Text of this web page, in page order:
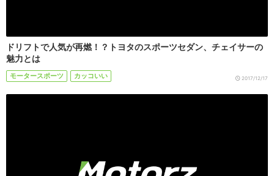
ドリフトで人気が再燃！？トヨタのスポーツセダン、チェイサーの
魅力とは
モータースポーツ カッコいい 2017/12/17